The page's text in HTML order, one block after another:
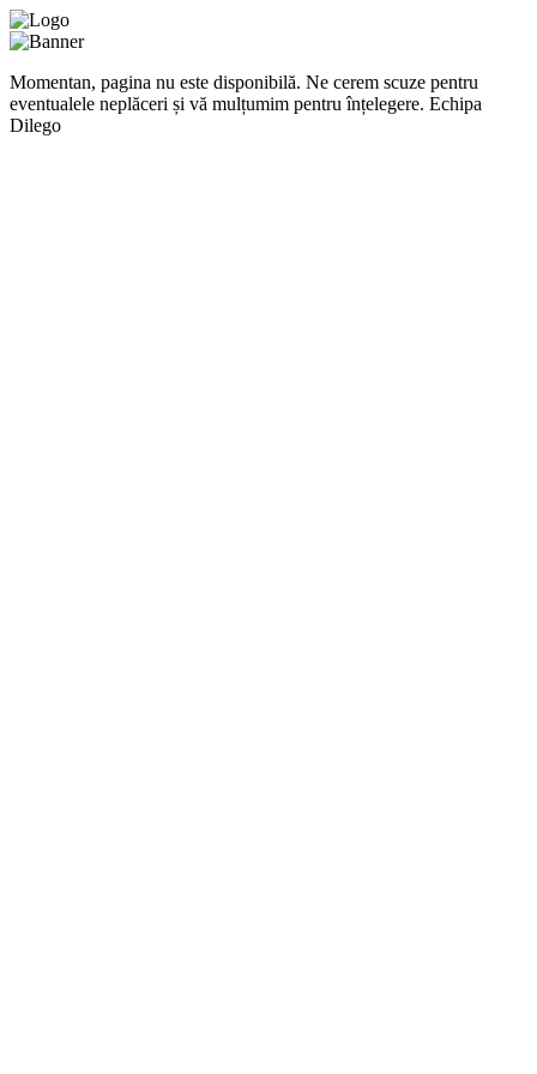
Momentan, pagina nu este disponibilă. Ne cerem scuze pentru
eventualele neplăceri și vă mulțumim pentru înțelegere. Echipa
Dilego